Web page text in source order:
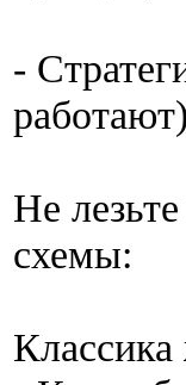
-
работают)
Не
схемы: